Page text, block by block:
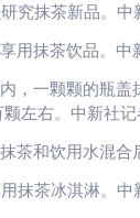
究抹茶新品。中
用抹茶饮品。中
，一颗颗的瓶
左右。中新社
茶和饮用水混
抹茶冰淇淋。中